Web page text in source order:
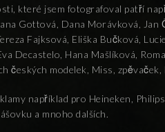
které jsem fotografoval patří
Gottová, Dana Morávková, Jan
Fajksová, Eliška Bučková,
Decastelo, Hana Mašlíková,
českých modelek, Miss,
například pro Heineken,
a mnoho dalších.